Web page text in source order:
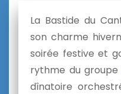
La Bastide du
son charme
soirée festive et
rythme du groupe
dînatoire